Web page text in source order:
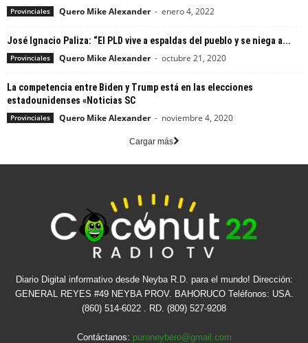
Provinciales Quero Mike Alexander - enero 4, 2022
José Ignacio Paliza: “El PLD vive a espaldas del pueblo y se niega a...
Provinciales Quero Mike Alexander - octubre 21, 2020
La competencia entre Biden y Trump está en las elecciones
estadounidenses «Noticias SC
Provinciales Quero Mike Alexander - noviembre 4, 2020
Cargar más
Diario Digital informativo desde Neyba R.D. para el mundo! Dirección:
GENERAL REYES #49 NEYBA PROV. BAHORUCO Teléfonos: USA.
(860) 514-6022 . RD. (809) 527-9208
Contáctanos: puroneybero@gmail.com